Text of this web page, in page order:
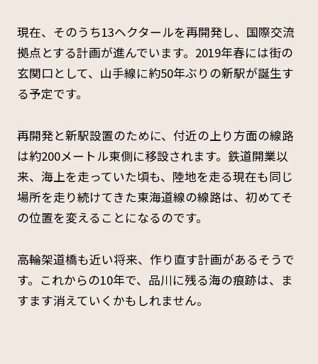
現在、そのうち13ヘクタールを再開発し、国際交流
拠点とする計画が進んでいます。2019年春には街の
玄関口として、山手線に約50年ぶりの新駅が誕生す
る予定です。
再開発と新駅設置のために、付近の上り方面の線路
は約200メートル東側に移設されます。鉄道開業以
来、海上を走っていた頃も、陸地を走る現在も同じ
場所を走り続けてきた東海道線の線路は、初めてそ
の位置を変えることになるのです。
高輪架道橋も近い将来、作り直す計画があるそうで
す。これからの10年で、品川に残る海の痕跡は、ま
すます消えていくかもしれません。